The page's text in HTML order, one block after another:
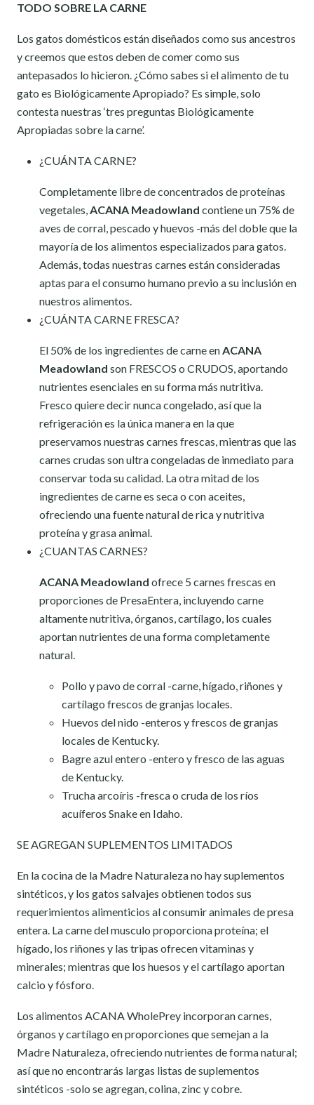
TODO SOBRE LA CARNE
Los gatos domésticos están diseñados como sus ancestros
y creemos que estos deben de comer como sus
antepasados lo hicieron. ¿Cómo sabes si el alimento de tu
gato es Biológicamente Apropiado? Es simple, solo
contesta nuestras ‘tres preguntas Biológicamente
Apropiadas sobre la carne’.
¿CUÁNTA CARNE?
Completamente libre de concentrados de proteínas
vegetales,ACANA Meadowland contiene un 75% de
aves de corral, pescado y huevos -más del doble que la
mayoría de los alimentos especializados para gatos.
Además, todas nuestras carnes están consideradas
aptas para el consumo humano previo a su inclusión en
nuestros alimentos.
¿CUÁNTA CARNE FRESCA?
El 50% de los ingredientes de carne enACANA
Meadowland son FRESCOS o CRUDOS, aportando
nutrientes esenciales en su forma más nutritiva.
Fresco quiere decir nunca congelado, así que la
refrigeración es la única manera en la que
preservamos nuestras carnes frescas, mientras que las
carnes crudas son ultra congeladas de inmediato para
conservar toda su calidad. La otra mitad de los
ingredientes de carne es seca o con aceites,
ofreciendo una fuente natural de rica y nutritiva
proteína y grasa animal.
¿CUANTAS CARNES?
ACANA Meadowland ofrece 5 carnes frescas en
proporciones de PresaEntera, incluyendo carne
altamente nutritiva, órganos, cartílago, los cuales
aportan nutrientes de una forma completamente
natural.
Pollo y pavo de corral -carne, hígado, riñones y
cartílago frescos de granjas locales.
Huevos del nido -enteros y frescos de granjas
locales de Kentucky.
Bagre azul entero -entero y fresco de las aguas
de Kentucky.
Trucha arcoíris -fresca o cruda de los ríos
acuíferos Snake en Idaho.
SE AGREGAN SUPLEMENTOS LIMITADOS
En la cocina de la Madre Naturaleza no hay suplementos
sintéticos, y los gatos salvajes obtienen todos sus
requerimientos alimenticios al consumir animales de presa
entera. La carne del musculo proporciona proteína; el
hígado, los riñones y las tripas ofrecen vitaminas y
minerales; mientras que los huesos y el cartílago aportan
calcio y fósforo.
Los alimentos ACANA WholePrey incorporan carnes,
órganos y cartílago en proporciones que semejan a la
Madre Naturaleza, ofreciendo nutrientes de forma natural;
así que no encontrarás largas listas de suplementos
sintéticos -solo se agregan, colina, zinc y cobre.